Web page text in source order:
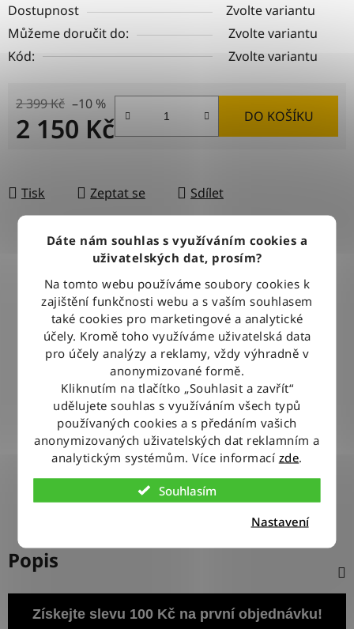
Dáte nám souhlas s využíváním cookies a
uživatelských dat, prosím?
Na tomto webu používáme soubory cookies k
zajištění funkčnosti webu a s vaším souhlasem
také cookies pro marketingové a analytické
účely. Kromě toho využíváme uživatelská data
pro účely analýzy a reklamy, vždy výhradně v
anonymizované formě.
Kliknutím na tlačítko „Souhlasit a zavřít“
udělujete souhlas s využíváním všech typů
používaných cookies a s předáním vašich
anonymizovaných uživatelských dat reklamním a
analytickým systémům. Více informací zde.
Souhlasím
Nastavení
Dostupnost
Zvolte variantu
Můžeme doručit do:
Zvolte variantu
Kód:
Zvolte variantu
2 399 Kč –10 %
2 150 Kč DO KOŠÍKU
Tisk Zeptat se Sdílet
DOPRAVA ZDARMA
BLESKOVÉ DORUČENÍ
Objednávky odesíláme každý pracovní den do 12:00
100% ZBOŽÍ SKLADEM
Veškeré vystavené zboží leží na našem skladě
VÝMĚNA ZBOŽÍ ZDARMA
Nevyhovující zboží zdarma vyměníme do 14 dnů od jeho
Popis
Získejte slevu 100 Kč na první objednávku!